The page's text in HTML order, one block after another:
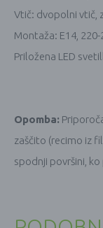
Vtič: dvopolni vtič,
Montaža: E14,
Priložena LED
Opomba:
zaščito (recimo iz
spodnji površini,